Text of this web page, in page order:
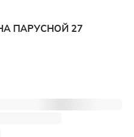
ПАРУСНОЙ 27